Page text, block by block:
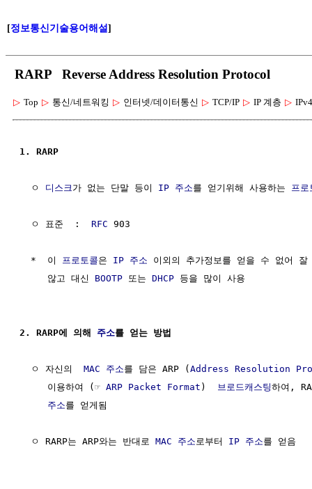
[정보통신기술용어해설]
RARP Reverse Address Resolution Protocol
▷ Top ▷ 통신/네트워킹 ▷ 인터넷/데이터통신 ▷ TCP/IP ▷ IP 계층 ▷ IPv4
1. RARP
  ㅇ
디스크 가 없는 단말 등이 IP 주소를 얻기위해 사용하는 프로
  ㅇ 표준  :
RFC 903
  *  이
프로토콜은 IP 주소 이외의 추가정보를 얻을 수 없어 잘
     않고 대신
BOOTP 또는 DHCP 등을 많이 사용
2. RARP에 의해 주소를 얻는 방법
  ㅇ 자신의
MAC 주소를 담은 ARP (Address Resolution
     이용하여 (☞
ARP Packet Format ) 브로드캐스팅하여,
주소를 얻게됨
  ㅇ RARP는 ARP와는 반대로
MAC 주소 로부터 IP 주소를 얻음